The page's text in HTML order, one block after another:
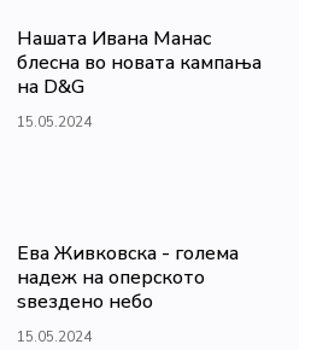
Нашата Ивана Манас
блесна во новата кампања
на D&G
15.05.2024
Ева Живковска - голема
надеж на оперското
ѕвездено небо
15.05.2024